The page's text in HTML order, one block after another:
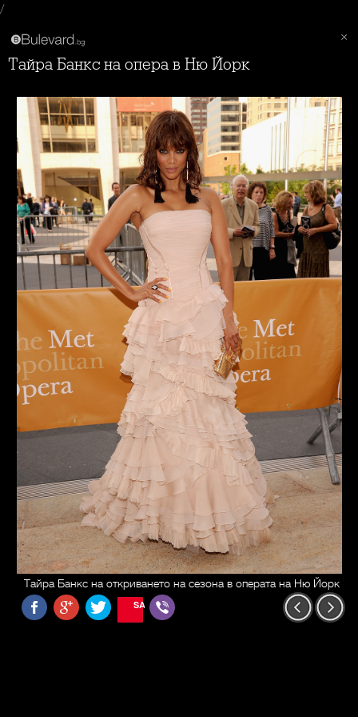
/
Тайра Банкс на опера в Ню Йорк
Тайра Банкс на откриването на сезона в операта на Ню Йорк
SAVE